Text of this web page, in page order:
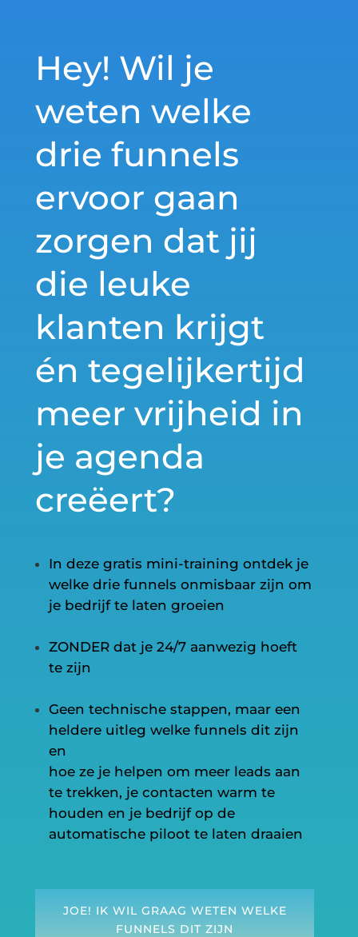
Hey! Wil je
weten welke
drie funnels
ervoor gaan
zorgen dat jij
die leuke
klanten krijgt
én tegelijkertijd
meer vrijheid in
je agenda
creëert?
In deze gratis mini-training ontdek je
welke drie funnels onmisbaar zijn om
je bedrijf te laten groeien
ZONDER dat je 24/7 aanwezig hoeft
te zijn
Geen technische stappen, maar een
heldere uitleg welke funnels dit zijn
en
hoe ze je helpen om meer leads aan
te trekken, je contacten warm te
houden en je bedrijf op de
automatische piloot te laten draaien
JOE! IK WIL GRAAG WETEN WELKE
FUNNELS DIT ZIJN